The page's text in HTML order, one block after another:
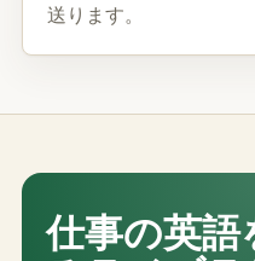
送ります。
仕事の英語